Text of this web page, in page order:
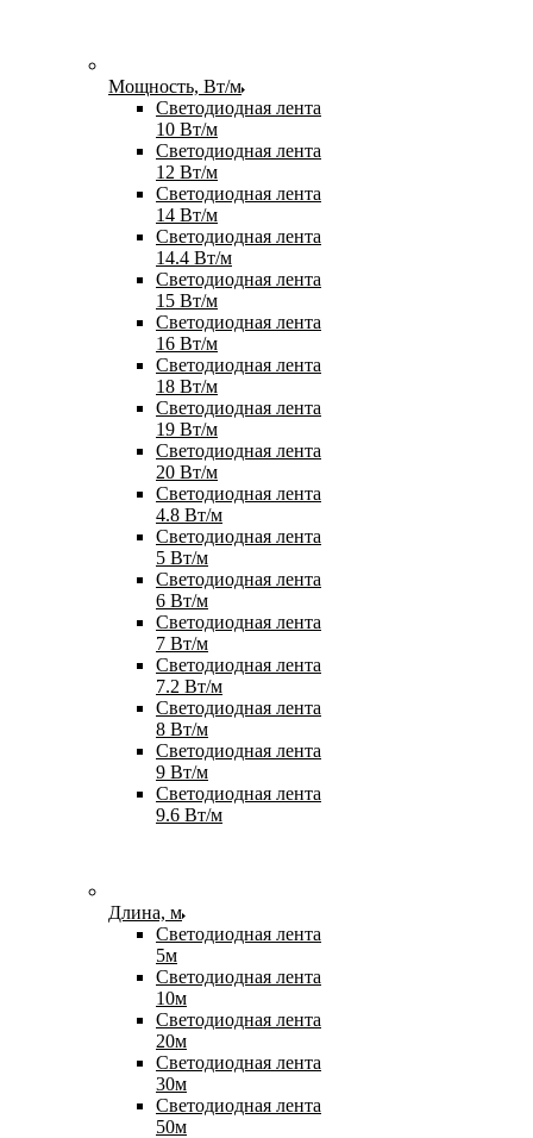
Мощность, Вт/м
Светодиодная лента
10 Вт/м
Светодиодная лента
12 Вт/м
Светодиодная лента
14 Вт/м
Светодиодная лента
14.4 Вт/м
Светодиодная лента
15 Вт/м
Светодиодная лента
16 Вт/м
Светодиодная лента
18 Вт/м
Светодиодная лента
19 Вт/м
Светодиодная лента
20 Вт/м
Светодиодная лента
4.8 Вт/м
Светодиодная лента
5 Вт/м
Светодиодная лента
6 Вт/м
Светодиодная лента
7 Вт/м
Светодиодная лента
7.2 Вт/м
Светодиодная лента
8 Вт/м
Светодиодная лента
9 Вт/м
Светодиодная лента
9.6 Вт/м
Длина, м
Светодиодная лента
5м
Светодиодная лента
10м
Светодиодная лента
20м
Светодиодная лента
30м
Светодиодная лента
50м